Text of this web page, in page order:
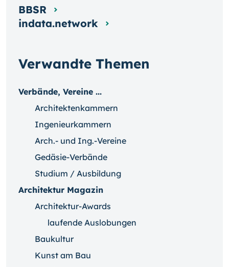
Verwandte Themen
Verbände, Vereine ...
Architektenkammern
Ingenieurkammern
Arch.- und Ing.-Vereine
Gedäsie-Verbände
Studium / Ausbildung
Architektur Magazin
Architektur-Awards
laufende Auslobungen
Baukultur
Kunst am Bau
BBSR
indata.network